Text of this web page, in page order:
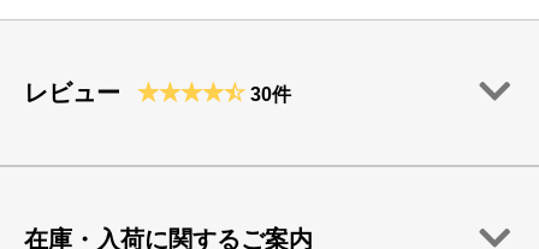
レビュー 30件
在庫・入荷に関するご案内